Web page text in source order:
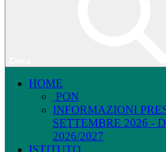
HOME
PON
INFORMAZIONI
SETTEMBRE 2026 -
2026/2027
ISTITUTO